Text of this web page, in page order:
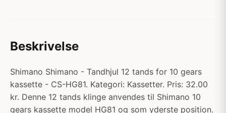
Beskrivelse
Shimano Shimano - Tandhjul 12 tands for 10 gears
kassette - CS-HG81. Kategori: Kassetter. Pris: 32.00
kr. Denne 12 tands klinge anvendes til Shimano 10
gears kassette model HG81 og som yderste position.